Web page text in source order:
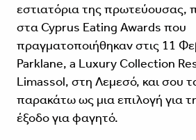
εστιατόρια της πρωτεύουσας,
στα Cyprus Eating Awards που
πραγματοποιήθηκαν στις 11
Parklane, a Luxury Collection
Limassol, στη Λεμεσό, και σου
παρακάτω ως μια επιλογή για
έξοδο για φαγητό.